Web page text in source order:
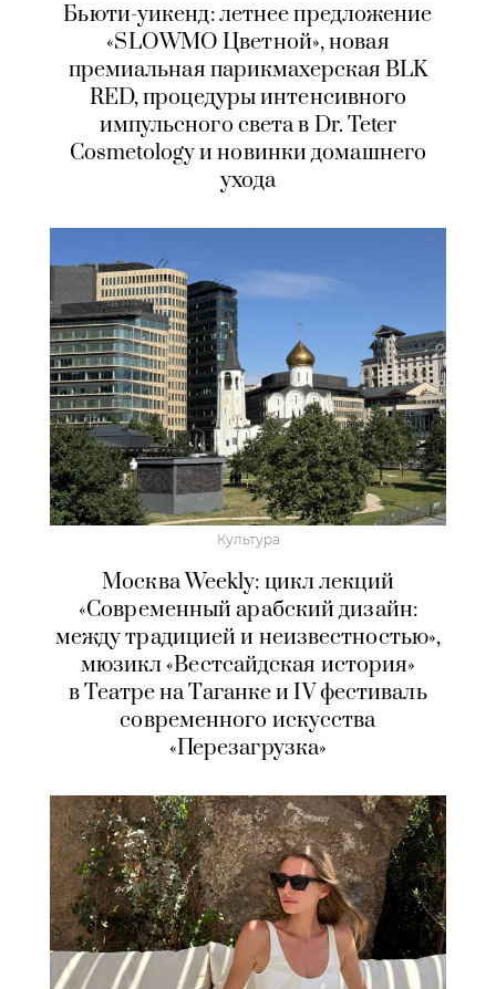
Бьюти-уикенд: летнее предложение
«SLOWMO Цветной», новая
премиальная парикмахерская BLK
RED, процедуры интенсивного
импульсного света в Dr. Teter
Cosmetology и новинки домашнего
ухода
Культура
Москва Weekly: цикл лекций
«Современный арабский дизайн:
между традицией и неизвестностью»,
мюзикл «Вестсайдская история»
в Театре на Таганке и IV фестиваль
современного искусства
«Перезагрузка»